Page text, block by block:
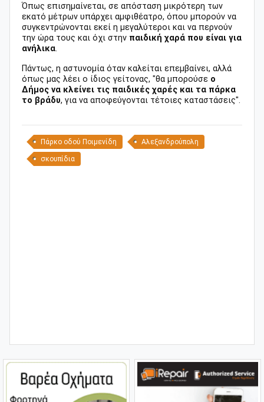
Όπως επισημαίνεται, σε απόσταση μικρότερη των
εκατό μέτρων υπάρχει αμφιθέατρο, όπου μπορούν να
συγκεντρώνονται εκεί η μεγαλύτεροι και να περνούν
την ώρα τους και όχι στην παιδική χαρά που είναι για
ανήλικα.
Πάντως, η αστυνομία όταν καλείται επεμβαίνει, αλλά
όπως μας λέει ο ίδιος γείτονας, "θα μπορούσε ο
Δήμος να κλείνει τις παιδικές χαρές και τα πάρκα
το βράδυ, για να αποφεύγονται τέτοιες καταστάσεις".
Πάρκο οδού Ποιμενίδη Αλεξανδρούπολη
σκουπίδια